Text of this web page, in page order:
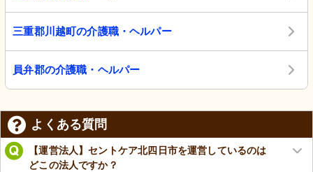
三重郡川越町の介護職・ヘルパー
員弁郡の介護職・ヘルパー
よくある質問
【運営法人】セントケア北四日市を運営しているのは
どこの法人ですか？